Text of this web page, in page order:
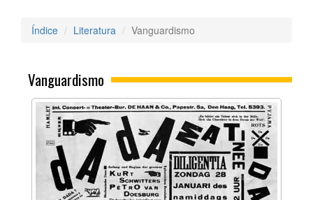
Índice Literatura Vanguardismo
Vanguardismo